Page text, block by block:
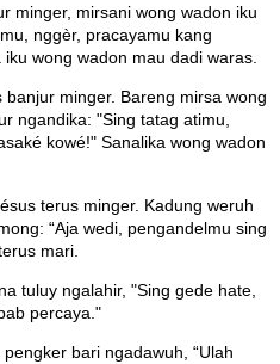
minger, mirsani wong wadon iku
nggèr, pracayamu kang
wong wadon mau dadi waras.
banjur minger. Bareng mirsa wong
ngandika: "Sing tatag atimu,
kowé!" Sanalika wong wadon
terus minger. Kadung weruh
“Aja wedi, pengandelmu sing
mari.
tuluy ngalahir, "Sing gede hate,
percaya."
bari ngadawuh, “Ulah